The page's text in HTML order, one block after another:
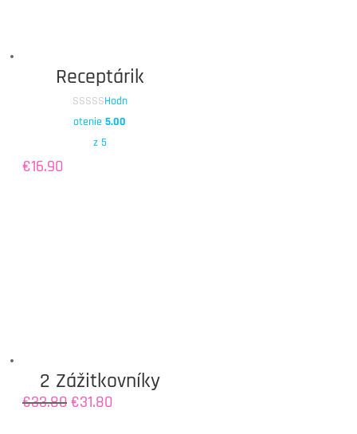
Receptárik
Hodn
otenie5.00
z 5
€16.90
2 Zážitkovníky
€33.80Original
€31.80